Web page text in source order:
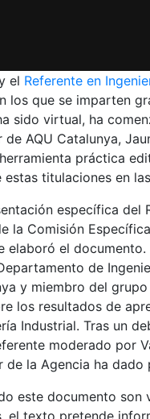
el Referente en
los que se imparten
sido virtual, ha
AQU Catalunya,
práctica
titulaciones en
específica del
la Comisión
el
de
y miembro del
los resultados de
Industrial. Tras un
moderado por
la Agencia ha
este documento
texto pretende